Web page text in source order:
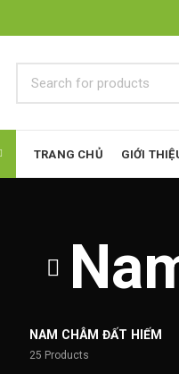
TRANG CHỦ GIỚI
NAM CHÂM ĐẤT HIẾM
25 Products